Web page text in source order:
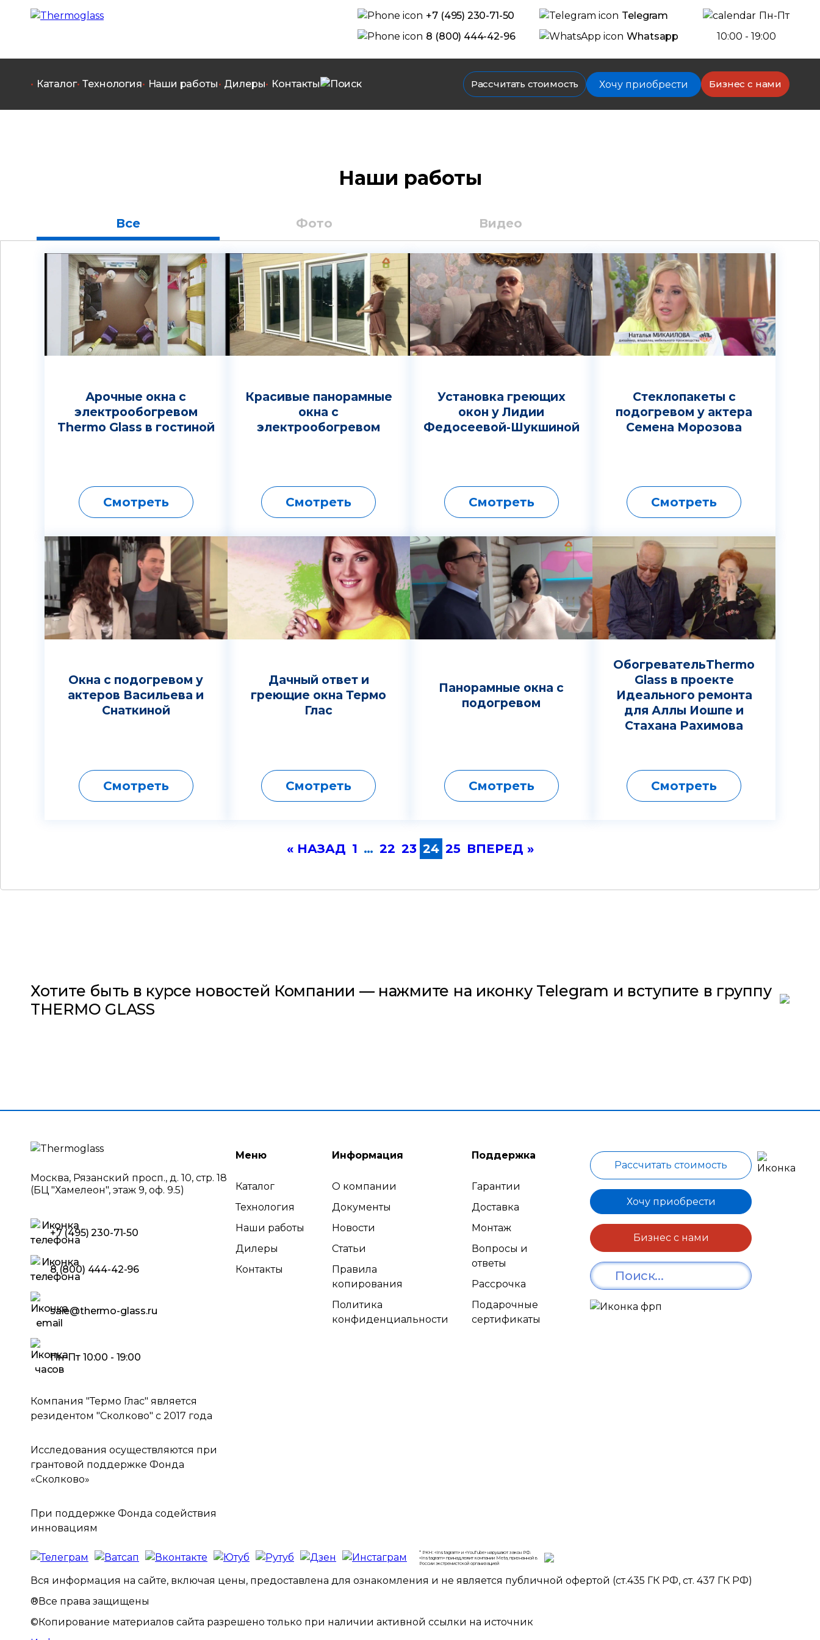
+7 (495) 230-71-50
8 (800) 444-42-96
Telegram
Whatsapp
Пн-Пт
10:00 - 19:00
Каталог Технология Наши работы Дилеры Контакты Рассчитать стоимость Хочу приобрести Бизнес с нами
Наши работы
Все Фото Видео
Арочные окна с
электрообогревом
Thermo Glass в гостиной
Смотреть
Красивые панорамные
окна с
электрообогревом
Смотреть
Установка греющих
окон у Лидии
Федосеевой-Шукшиной
Смотреть
Стеклопакеты с
подогревом у актера
Семена Морозова
Смотреть
Окна с подогревом у
актеров Васильева и
Снаткиной
Смотреть
Дачный ответ и
греющие окна Термо
Глас
Смотреть
Панорамные окна с
подогревом
Смотреть
ОбогревательThermo
Glass в проекте
Идеального ремонта
для Аллы Иошпе и
Стахана Рахимова
Смотреть
« НАЗАД 1 … 22 23 24 25 ВПЕРЕД »
Хотите быть в курсе новостей Компании — нажмите на иконку Telegram и вступите в группу
THERMO GLASS
Москва, Рязанский просп., д. 10, стр. 18
(БЦ "Хамелеон", этаж 9, оф. 9.5)
+7 (495) 230-71-50
8 (800) 444-42-96
sale@thermo-glass.ru
Пн-Пт 10:00 - 19:00
Меню
Каталог
Технология
Наши работы
Дилеры
Контакты
Информация
О компании
Документы
Новости
Статьи
Правила
копирования
Политика
конфиденциальности
Поддержка
Гарантии
Доставка
Монтаж
Вопросы и
ответы
Рассрочка
Подарочные
сертификаты
Рассчитать стоимость
Хочу приобрести
Бизнес с нами
Компания "Термо Глас" является
резидентом "Сколково" с 2017 года
Исследования осуществляются при
грантовой поддержке Фонда
«Сколково»
При поддержке Фонда содействия
инновациям
* РКН: «Instagram» и «YouTube» нарушают закон РФ.
«Instagram» принадлежит компании Meta, признанной в
России экстремистской организацией
Вся информация на сайте, включая цены, предоставлена для ознакомления и не является публичной офертой (ст.435 ГК РФ, ст. 437 ГК РФ)
®Все права защищены
©Копирование материалов сайта разрешено только при наличии активной ссылки на источник